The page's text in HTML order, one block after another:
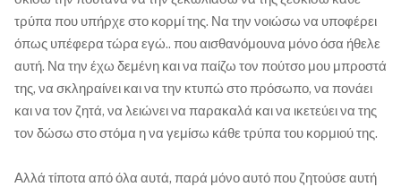
τρύπα που υπήρχε στο κορμί της. Να την νοιώσω να υποφέρει
όπως υπέφερα τώρα εγώ.. που αισθανόμουνα μόνο όσα ήθελε
αυτή. Να την έχω δεμένη και να παίζω τον πούτσο μου μπροστά
της, να σκληραίνει και να την κτυπώ στο πρόσωπο, να πονάει
και να τον ζητά, να λειώνει να παρακαλά και να ικετεύει να της
τον δώσω στο στόμα η να γεμίσω κάθε τρύπα του κορμιού της.
Αλλά τίποτα από όλα αυτά, παρά μόνο αυτό που ζητούσε αυτή